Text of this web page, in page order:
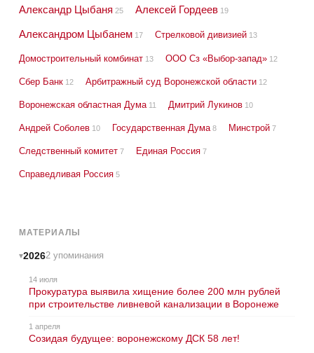
Александр Цыбаня 25 Алексей Гордеев 19
Александром Цыбанем 17 Стрелковой дивизией 13
Домостроительный комбинат 13 ООО Сз «Выбор-запад» 12
Сбер Банк 12 Арбитражный суд Воронежской области 12
Воронежская областная Дума 11 Дмитрий Лукинов 10
Андрей Соболев 10 Государственная Дума 8 Минстрой 7
Следственный комитет 7 Единая Россия 7
Справедливая Россия 5
МАТЕРИАЛЫ
20262 упоминания
14 июля
Прокуратура выявила хищение более 200 млн рублей
при строительстве ливневой канализации в Воронеже
1 апреля
Созидая будущее: воронежскому ДСК 58 лет!